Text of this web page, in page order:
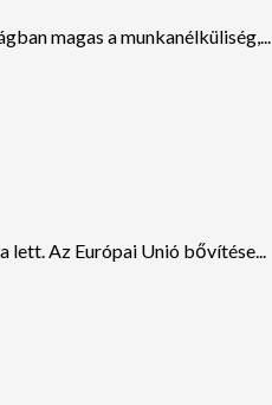
magas a munkanélküliség,...
Az Európai Unió bővítése...